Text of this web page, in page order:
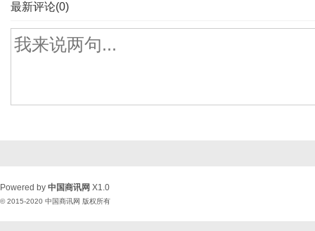
最新评论(0)
Powered by 中国商讯网 X1.0
© 2015-2020 中国商讯网 版权所有